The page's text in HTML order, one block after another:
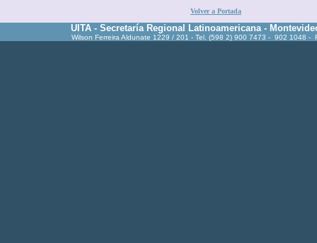
Volver a Portada
UITA - Secretaría Regional Latinoamericana -
Wilson Ferreira Aldunate 1229 / 201 - Tel. (598 2) 900 7473 - 902 1048 -